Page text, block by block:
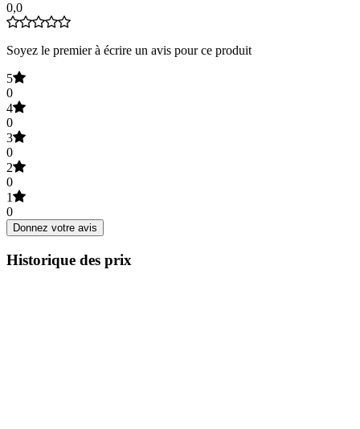
0,0
Soyez le premier à écrire un avis pour ce produit
5
0
4
0
3
0
2
0
1
0
Donnez votre avis
Historique des prix